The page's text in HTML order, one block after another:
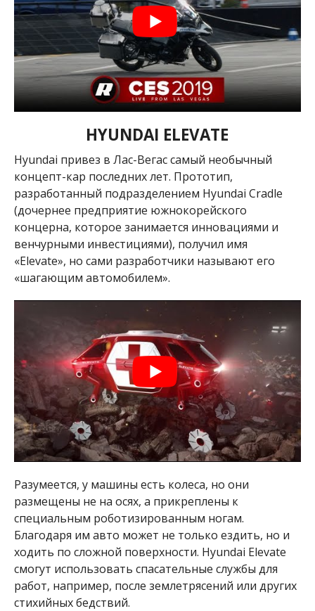
HYUNDAI ELEVATE
Hyundai привез в Лас-Вегас самый необычный
концепт-кар последних лет. Прототип,
разработанный подразделением Hyundai Cradle
(дочернее предприятие южнокорейского
концерна, которое занимается инновациями и
венчурными инвестициями), получил имя
«Elevate», но сами разработчики называют его
«шагающим автомобилем».
Разумеется, у машины есть колеса, но они
размещены не на осях, а прикреплены к
специальным роботизированным ногам.
Благодаря им авто может не только ездить, но и
ходить по сложной поверхности. Hyundai Elevate
смогут использовать спасательные службы для
работ, например, после землетрясений или других
стихийных бедствий.